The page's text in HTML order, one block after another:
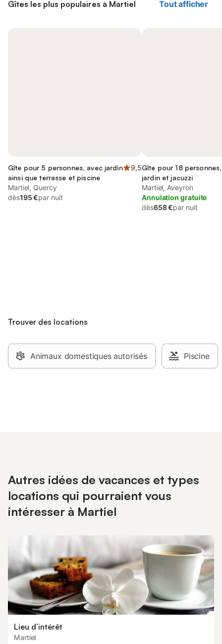
Gîtes les plus populaires à Martiel Tout afficher
Gîte pour 5 personnes, avec jardin
ainsi que terrasse et piscine
9,5
Martiel, Quercy
dès195 €par nuit
Gîte pour 18
jardin et jacuzzi
Martiel, Aveyron
Annulation gratuite
dès658 €par nuit
Trouver des locations
Animaux domestiques autorisés Piscine
Autres idées de vacances et types
locations qui pourraient vous
intéresser à Martiel
Lieu d’intérêt
Martiel